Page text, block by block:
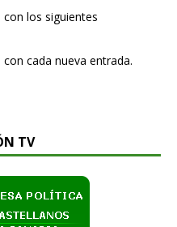
los siguientes
cada nueva entrada.
TV